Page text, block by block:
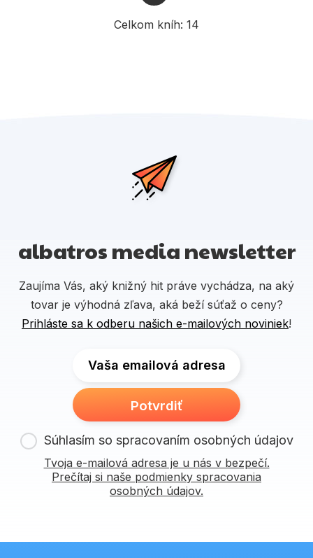
Celkom kníh: 14
albatros media newsletter
Zaujíma Vás, aký knižný hit práve vychádza, na aký
tovar je výhodná zľava, aká beží súťaž o ceny?
Prihláste sa k odberu našich e-mailových noviniek!
Vaša emailová adresa
Potvrdiť
Súhlasím so spracovaním osobných údajov
Tvoja e-mailová adresa je u nás v bezpečí.
Prečítaj si naše podmienky spracovania
osobných údajov.